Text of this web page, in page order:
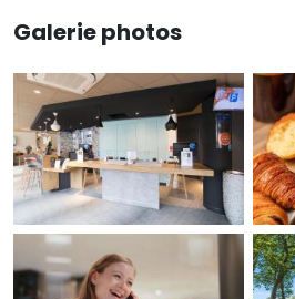
Galerie photos